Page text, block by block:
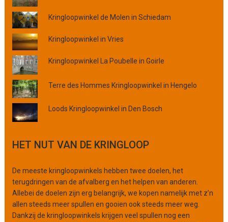
r
o
v
i
n
c
i
e
o
f
o
g
a
i
s
a
t
i
Kringloopwinkel de Molen in Schiedam
Kringloopwinkel in Vries
Kringloopwinkel La Poubelle in Goirle
Terre des Hommes Kringloopwinkel in Hengelo
Loods Kringloopwinkel in Den Bosch
HET NUT VAN DE KRINGLOOP
De meeste kringloopwinkels hebben twee doelen, het
terugdringen van de afvalberg en het helpen van anderen.
Allebei de doelen zijn erg belangrijk, we kopen namelijk met z’n
allen steeds meer spullen en gooien ook steeds meer weg.
Dankzij de kringloopwinkels krijgen veel spullen nog een